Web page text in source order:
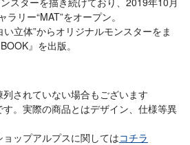
リー“MAT”をオープン。
立体”からオリジナルモンスターをま
』を出版。
されていない場合もございます
。実際の商品とはデザイン、仕様等異
ップアルプスに関してはコチラ